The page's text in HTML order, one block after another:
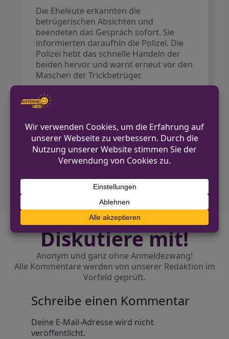
Die Eheleute erkannten die
betrügerischen Absichten und
beendeten das Gespräch sofort. Sie
informierten daraufhin die Polizei. Die
Polizei hebt das schnelle Handeln der
beiden hervor und warnt erneut vor den
Maschen der Trickbetrüger.
Zigaretten und Geld aus Kiosk in Bielefeld
gestohlen
NÄCHSTER BEITRAG
Tatverdächtiger nach Bedrohung mit Messer
festgenommen
Diskutiere mit!
Anonym und ganz ohne Anmeldezwang!
Alle Kommentare werden von unserer Redaktion im
Vorfeld geprüft.
Schreibe einen Kommentar
Deine E-Mail-Adresse wird nicht
veröffentlicht.